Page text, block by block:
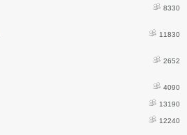
8330
11830
2652
4090
13190
12240